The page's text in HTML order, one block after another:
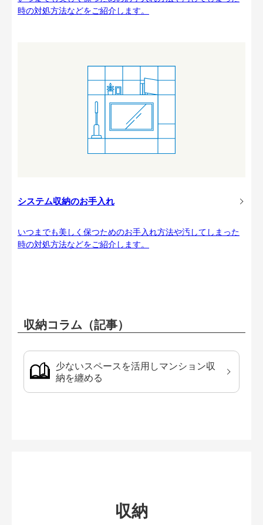
時の対処方法などをご紹介します。
システム収納のお手入れ
いつまでも美しく保つためのお手入れ方法や汚してしまった
時の対処方法などをご紹介します。
収納コラム（記事）
少ないスペースを活用しマンション収
納を纏める
収納